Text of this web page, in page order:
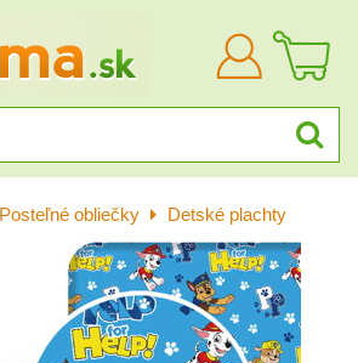
Prihlásiť
sa
Posteľné obliečky Detské plachty